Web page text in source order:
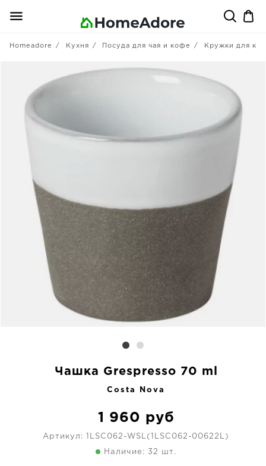
Homeadore Кухня Посуда для чая и кофе Кружки для
Чашка Grespresso 70 ml
Costa Nova
1 960 руб
Артикул: 1LSC062-WSL(1LSC062-00622L)
Наличие: 32 шт.